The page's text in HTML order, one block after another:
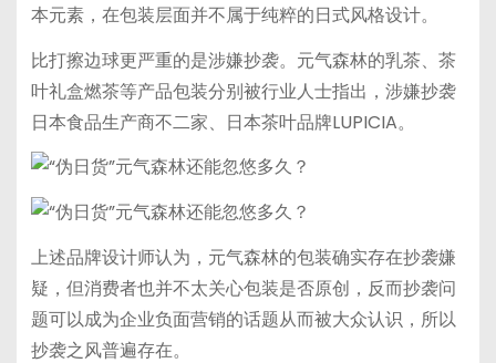
本元素，在包装层面并不属于纯粹的日式风格设计。
比打擦边球更严重的是涉嫌抄袭。元气森林的乳茶、茶
叶礼盒燃茶等产品包装分别被行业人士指出，涉嫌抄袭
日本食品生产商不二家、日本茶叶品牌LUPICIA。
上述品牌设计师认为，元气森林的包装确实存在抄袭嫌
疑，但消费者也并不太关心包装是否原创，反而抄袭问
题可以成为企业负面营销的话题从而被大众认识，所以
抄袭之风普遍存在。